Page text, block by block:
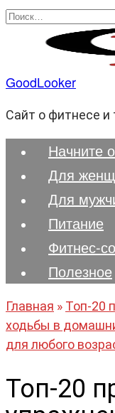
Перейти
содержанию
Search
GoodLooker
Сайт о фитнесе и
Начните
Для
Для
Питание
Фитнес-
Полезноe
Главная » Топ-20
ходьбы в
для любого
Топ-20